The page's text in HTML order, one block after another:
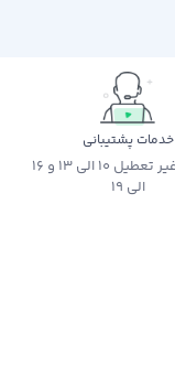
خدمات پشتیبانی
روزهای غیر تعطیل 10 الی 13 و 16
الی 19